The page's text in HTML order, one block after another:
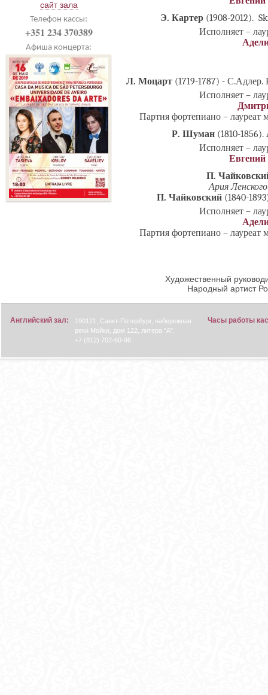
сайт зала
Телефон кассы:
+351 234 370389
Афиша концерта:
Э. Картер (1908-2012).
Исполняет –
Л. Моцарт (1719-1787) - С.Адлер.
Исполняет –
Партия фортепиано –
Р. Шуман (1810-1856).
Исполняет –
Евгений
П.
Ария Ленского
П. Чайковский (1840-
Исполняет –
Партия фортепиано –
Художественный
Народный артист
Английский зал:
190121, Санкт-Петербург, набережная
реки Мойки, дом 122, литера "А".
+7 (812) 702-60-96
Часы работы